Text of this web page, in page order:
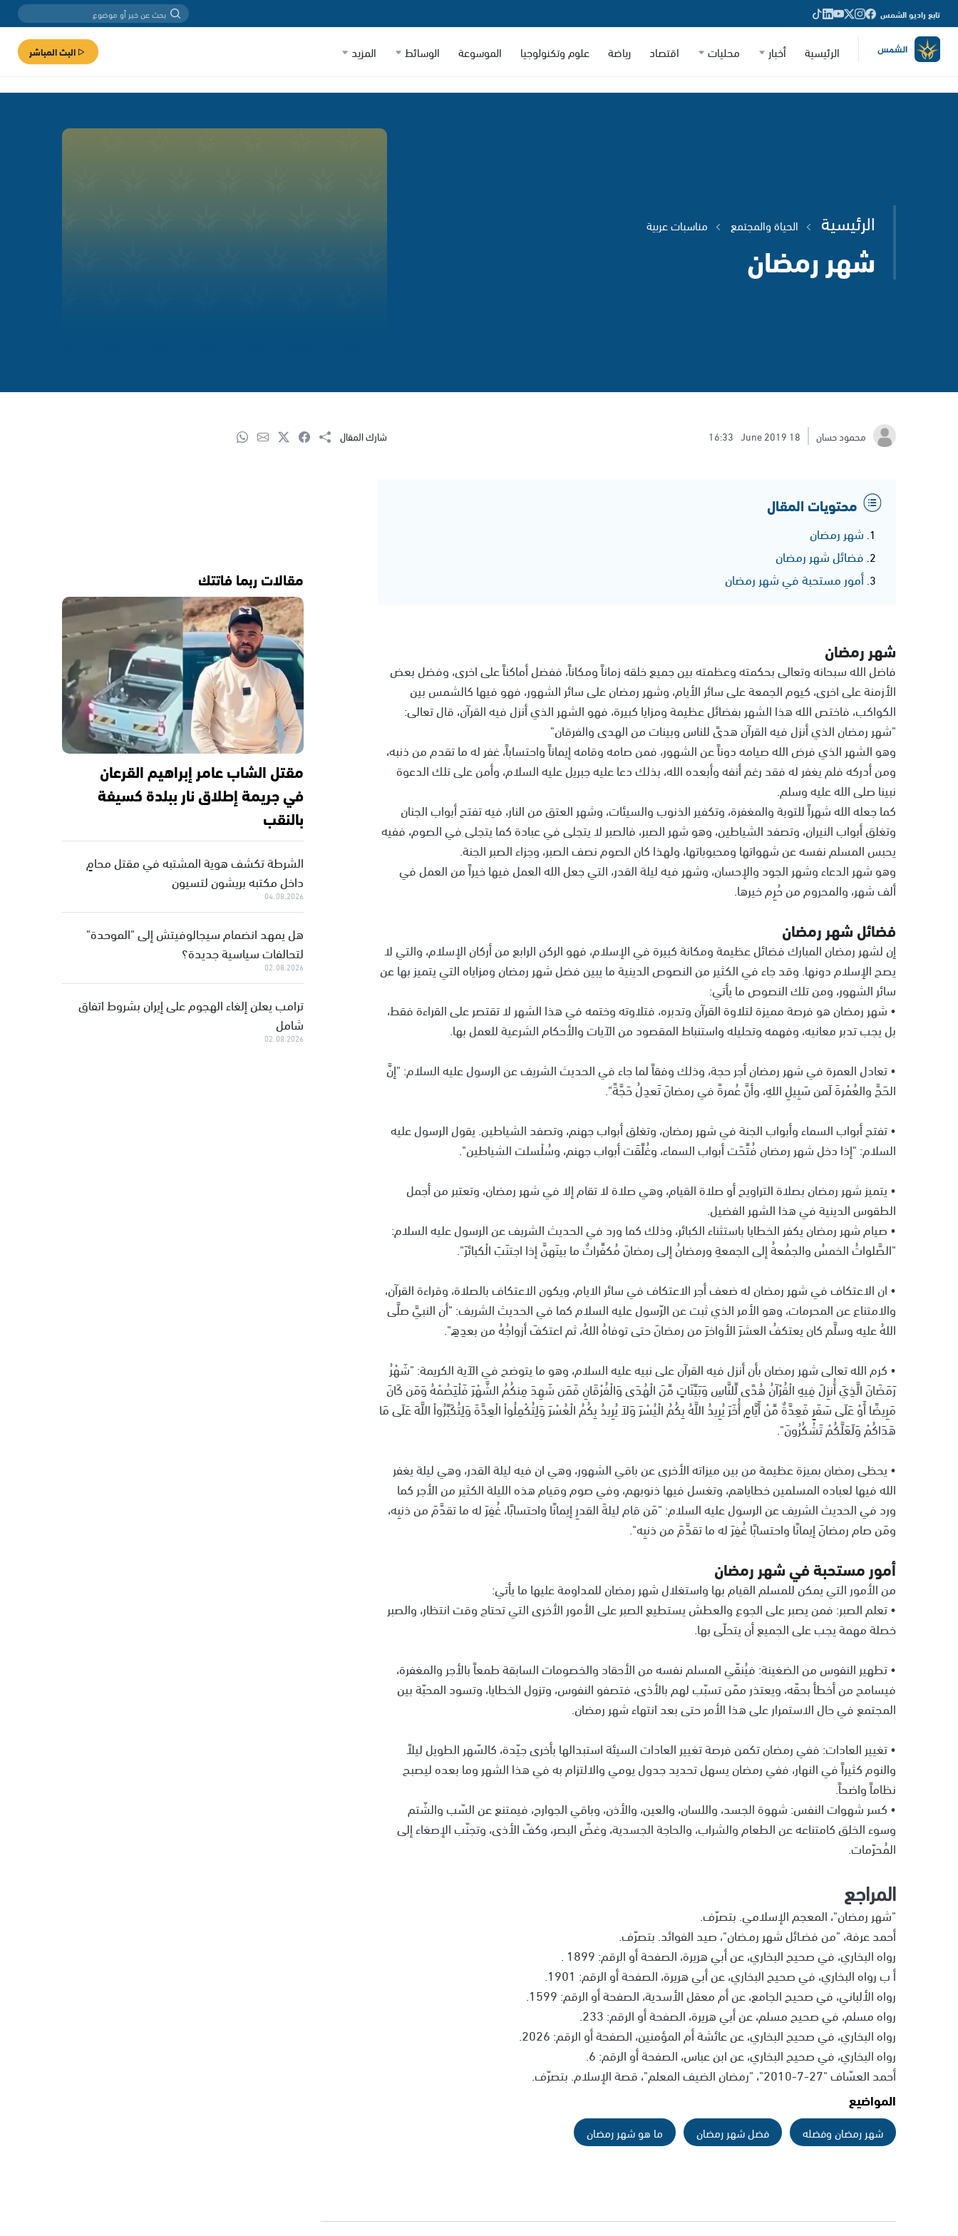
تابع راديو الشمس
الرئيسية أخبار محليات اقتصاد رياضة علوم وتكنولوجيا الموسوعة الوسائط المزيد البث المباشر
الرئيسية الحياة والمجتمع مناسبات عربية
شهر رمضان
محمود حسان 18 June 2019
16:33 شارك المقال
محتويات المقال
شهر رمضان
فضائل شهر رمضان
أمور مستحبة في شهر رمضان
شهر رمضان
فاضل الله سبحانه وتعالى بحكمته وعظمته بين جميع خلقه زماناً ومكاناً، ففضل أماكناً على اخرى، وفضل بعض
الأزمنة على اخرى، كيوم الجمعة على سائر الأيام، وشهر رمضان على سائر الشهور، فهو فيها كالشمس بين
الكواكب، فاختص الله هذا الشهر بفضائل عظيمة ومزايا كبيرة، فهو الشهر الذي أنزل فيه القرآن، قال تعالى:
"شهر رمضان الذي أنزل فيه القرآن هدىً للناس وبينات من الهدى والفرقان"
وهو الشهر الذي فرض الله صيامه دوناً عن الشهور، فمن صامه وقامه إيماناً واحتساباً، غفر له ما تقدم من ذنبه،
ومن أدركه فلم يغفر له فقد رغم أنفه وأبعده الله، بذلك دعا عليه جبريل عليه السلام، وأمن على تلك الدعوة
نبينا صلى الله عليه وسلم.
كما جعله الله شهراً للتوبة والمغفرة، وتكفير الذنوب والسيئات، وشهر العتق من النار، فيه تفتح أبواب الجنان
وتغلق أبواب النيران، وتصفد الشياطين، وهو شهر الصبر، فالصبر لا يتجلى في عبادة كما يتجلى في الصوم، ففيه
يحبس المسلم نفسه عن شهواتها ومحبوباتها، ولهذا كان الصوم نصف الصبر، وجزاء الصبر الجنة.
وهو شهر الدعاء وشهر الجود والإحسان، وشهر فيه ليلة القدر، التي جعل الله العمل فيها خيراً من العمل في
ألف شهر، والمحروم من حُرِم خيرها.
فضائل شهر رمضان
إن لشهر رمضان المبارك فضائل عظيمة ومكانة كبيرة في الإسلام، فهو الركن الرابع من أركان الإسلام، والتي لا
يصح الإسلام دونها. وقد جاء في الكثير من النصوص الدينية ما يبين فضل شهر رمضان ومزاياه التي يتميز بها عن
سائر الشهور، ومن تلك النصوص ما يأتي:
• شهر رمضان هو فرصة مميزة لتلاوة القرآن وتدبره، فتلاوته وختمه في هذا الشهر لا تقتصر على القراءة فقط،
بل يجب تدبر معانيه، وفهمه وتحليله واستنباط المقصود من الآيات والأحكام الشرعية للعمل بها.
• تعادل العمرة في شهر رمضان أجر حجة، وذلك وفقاً لما جاء في الحديث الشريف عن الرسول عليه السلام: "إنَّ
الحَجَّ والعُمْرةَ لَمن سَبِيلِ اللهِ، وأنَّ عُمرةً في رمضانَ تَعدِلُ حَجَّةً".
• تفتح أبواب السماء وأبواب الجنة في شهر رمضان، وتغلق أبواب جهنم، وتصفد الشياطين. يقول الرسول عليه
السلام: "إذا دخل شهر رمضان فُتِّحَت أبواب السماء، وغُلِّقَت أبواب جهنم، وسُلْسلت الشياطين".
• يتميز شهر رمضان بصلاة التراويح أو صلاة القيام، وهي صلاة لا تقام إلا في شهر رمضان، وتعتبر من أجمل
الطقوس الدينية في هذا الشهر الفضيل.
• صيام شهر رمضان يكفر الخطايا باستثناء الكبائر، وذلك كما ورد في الحديث الشريف عن الرسول عليه السلام:
"الصَّلواتُ الخمسُ والجمُعةُ إلى الجمعةِ ورمضانُ إلى رمضانَ مُكفِّراتٌ ما بينَهنَّ إذا اجتنَبَ الْكبائرَ".
• ان الاعتكاف في شهر رمضان له ضعف أجر الاعتكاف في سائر الايام، ويكون الاعتكاف بالصلاة، وقراءة القرآن،
والامتناع عن المحرمات، وهو الأمر الذي ثبت عن الرّسول عليه السلام كما في الحديث الشريف: "أن النبيَّ صلَّى
اللهُ عليه وسلَّم كان يعتكفُ العشرَ الأواخرَ من رمضانَ حتى توفاهُ اللهُ، ثم اعتكفَ أزواجُهُ من بعدِهِ".
• كرم الله تعالى شهر رمضان بأن أنزل فيه القرآن على نبيه عليه السلام، وهو ما يتوضح في الآية الكريمة: "شَهْرُ
رَمَضَانَ الَّذِيَ أُنزِلَ فِيهِ الْقُرْآنُ هُدًى لِّلنَّاسِ وَبَيِّنَاتٍ مِّنَ الْهُدَى وَالْفُرْقَانِ فَمَن شَهِدَ مِنكُمُ الشَّهْرَ فَلْيَصُمْهُ وَمَن كَانَ
مَرِيضًا أَوْ عَلَى سَفَرٍ فَعِدَّةٌ مِّنْ أَيَّامٍ أُخَرَ يُرِيدُ اللَّهُ بِكُمُ الْيُسْرَ وَلاَ يُرِيدُ بِكُمُ الْعُسْرَ وَلِتُكْمِلُواْ الْعِدَّةَ وَلِتُكَبِّرُواْ اللَّهَ عَلَى مَا
هَدَاكُمْ وَلَعَلَّكُمْ تَشْكُرُونَ".
• يحظى رمضان بميزة عظيمة من بين ميزاته الأخرى عن باقي الشهور، وهي ان فيه ليلة القدر، وهي ليلة يغفر
الله فيها لعباده المسلمين خطاياهم، وتغسل فيها ذنوبهم، وفي صوم وقيام هذه الليلة الكثير من الأجر كما
ورد في الحديث الشريف عن الرسول عليه السلام: "مَن قام ليلةَ القدرِ إيمانًا واحتسابًا، غُفِرَ له ما تقدَّمَ من ذنبِه،
ومَن صام رمضانَ إيمانًا واحتسابًا غُفِرَ له ما تقدَّمَ من ذنبِه".
أمور مستحبة في شهر رمضان
من الأمور التي يمكن للمسلم القيام بها واستغلال شهر رمضان للمداومة عليها ما يأتي:
• تعلم الصبر: فمن يصبر على الجوع والعطش يستطيع الصبر على الأمور الأخرى التي تحتاج وقت انتظار، والصبر
خصلة مهمة يجب على الجميع أن يتحلّى بها.
• تطهير النفوس من الضغينة: فيُنقّي المسلم نفسه من الأحقاد والخصومات السابقة طمعاً بالأجر والمغفرة،
فيسامح من أخطأ بحقّه، ويعتذر ممّن تسبّب لهم بالأذى، فتصفو النفوس، وتزول الخطايا، وتسود المحبّة بين
المجتمع في حال الاستمرار على هذا الأمر حتى بعد انتهاء شهر رمضان.
• تغيير العادات: ففي رمضان تكمن فرصة تغيير العادات السيئة استبدالها بأخرى جيّدة، كالسّهر الطويل ليلاً
والنوم كثيراً في النهار، ففي رمضان يسهل تحديد جدول يومي والالتزام به في هذا الشهر وما بعده ليصبح
نظاماً واضحاً.
• كسر شهوات النفس: شهوة الجسد، واللسان، والعين، والأذن، وباقي الجوارح، فيمتنع عن السّب والشّتم
وسوء الخلق كامتناعه عن الطعام والشراب، والحاجة الجسدية، وغضّ البصر، وكفّ الأذى، وتجنّب الإصغاء إلى
المُحرّمات.
المراجع
"شهر رمضان"، المعجم الإسلامي. بتصرّف.
أحمد عرفة، "من فضـائل شهر رمـضان"، صيد الفوائد. بتصرّف.
رواه البخاري، في صحيح البخاري، عن أبي هريرة، الصفحة أو الرقم: 1899 .
أ ب رواه البخاري، في صحيح البخاري، عن أبي هريرة، الصفحة أو الرقم: 1901.
رواه الألباني، في صحيح الجامع، عن أم معقل الأسدية، الصفحة أو الرقم: 1599.
رواه مسلم، في صحيح مسلم، عن أبي هريرة، الصفحة أو الرقم: 233.
رواه البخاري، في صحيح البخاري، عن عائشة أم المؤمنين، الصفحة أو الرقم: 2026.
رواه البخاري، في صحيح البخاري، عن ابن عباس، الصفحة أو الرقم: 6.
أحمد العسّاف "27-7-2010"، "رمضان الضيف المعلم"، قصة الإسلام. بتصرّف.
المواضيع
شهر رمضان وفضله فضل شهر رمضان ما هو شهر رمضان
مقالات ربما فاتتك
مقتل الشاب عامر إبراهيم القرعان
في جريمة إطلاق نار ببلدة كسيفة
بالنقب
الشرطة تكشف هوية المشتبه في مقتل محامٍ
داخل مكتبه بريشون لتسيون
04.08.2026
هل يمهد انضمام سيجالوفيتش إلى "الموحدة"
لتحالفات سياسية جديدة؟
02.08.2026
ترامب يعلن إلغاء الهجوم على إيران بشروط اتفاق
شامل
02.08.2026